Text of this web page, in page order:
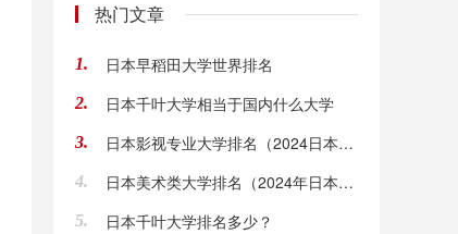
热门文章
1. 日本早稻田大学世界排名
2. 日本千叶大学相当于国内什么大学
3. 日本影视专业大学排名（2024日本影视专业大学排行）
4. 日本美术类大学排名（2024年日本美术类大学排行）
5. 日本千叶大学排名多少？